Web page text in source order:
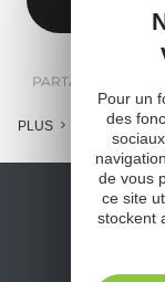
PARTAGER :
PLUS
Pour un
des
de vous
ce site
stockent